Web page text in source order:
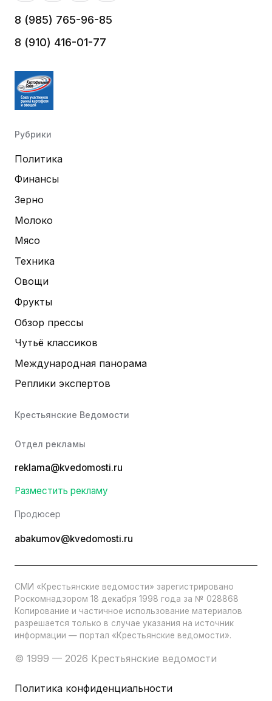
8 (985) 765-96-85
8 (910) 416-01-77
Рубрики
Политика
Финансы
Зерно
Молоко
Мясо
Техника
Овощи
Фрукты
Обзор прессы
Чутьё классиков
Международная панорама
Реплики экспертов
Крестьянские Ведомости
Отдел рекламы
reklama@kvedomosti.ru
Разместить рекламу
Продюсер
abakumov@kvedomosti.ru
СМИ «Крестьянские ведомости» зарегистрировано
Роскомнадзором 18 декабря 1998 года за № 028868
Копирование и частичное использование материалов
разрешается только в случае указания на источник
информации — портал «Крестьянские ведомости».
© 1999 — 2026 Крестьянские ведомости
Политика конфиденциальности